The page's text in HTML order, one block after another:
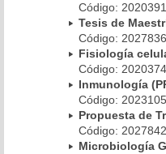
Código:
Tesis de
Código:
Fisiología
Código:
Inmunología
Código:
Propuesta de
Código:
Microbiología